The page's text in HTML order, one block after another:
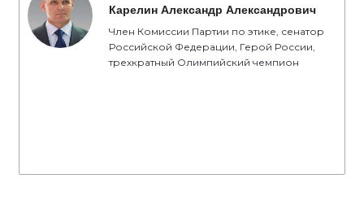
Карелин Александр Александрович
Член Комиссии Партии по этике, сенатор
Российской Федерации, Герой России,
трехкратный Олимпийский чемпион